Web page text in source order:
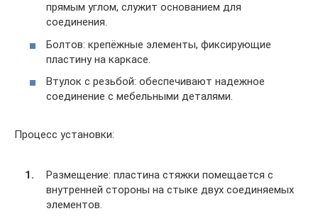
прямым углом, служит основанием для
соединения.
Болтов: крепёжные элементы, фиксирующие
пластину на каркасе.
Втулок с резьбой: обеспечивают надежное
соединение с мебельными деталями.
Процесс установки:
Размещение: пластина стяжки помещается с
внутренней стороны на стыке двух соединяемых
элементов.